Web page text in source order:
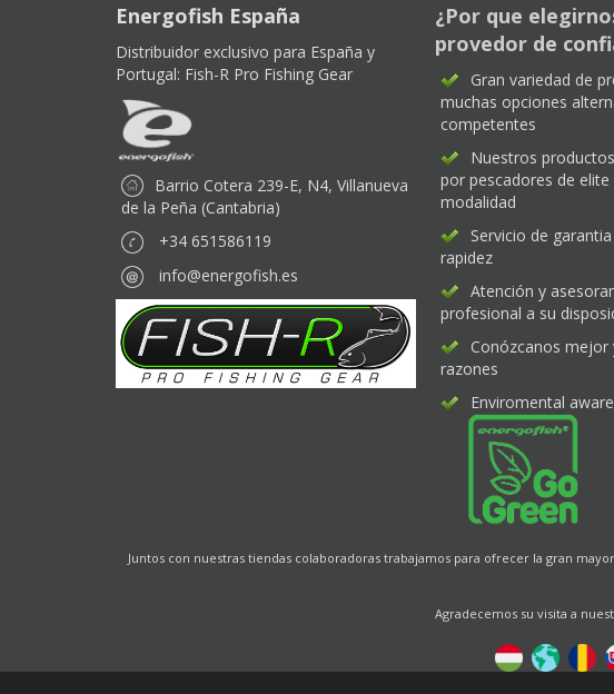
Energofish España
Distribuidor exclusivo para España y
Portugal: Fish-R Pro Fishing Gear
Barrio Cotera 239-E, N4, Villanueva
de la Peña (Cantabria)
+34 651586119
info@energofish.es
¿Por que
provedor de
Gran variedad de
muchas opciones
competentes
Nuestros
por pescadores de elite
modalidad
Servicio de
rapidez
Atención y
profesional a su
Conózcanos mejor
razones
Enviromental
Juntos con nuestras tiendas colaboradoras trabajamos para ofrecer la gran
Agradecemos su visita a